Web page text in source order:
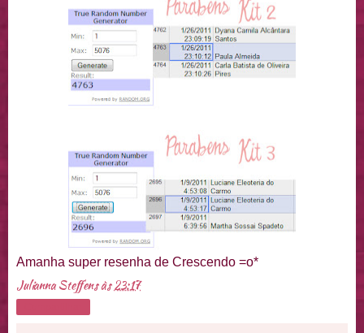
Amanha super resenha de Crescendo =o*
Julianna Steffensàs23:17